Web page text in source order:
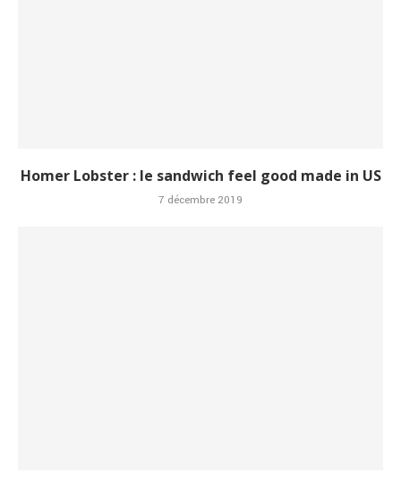
Homer Lobster : le sandwich feel good made in US
7 décembre 2019